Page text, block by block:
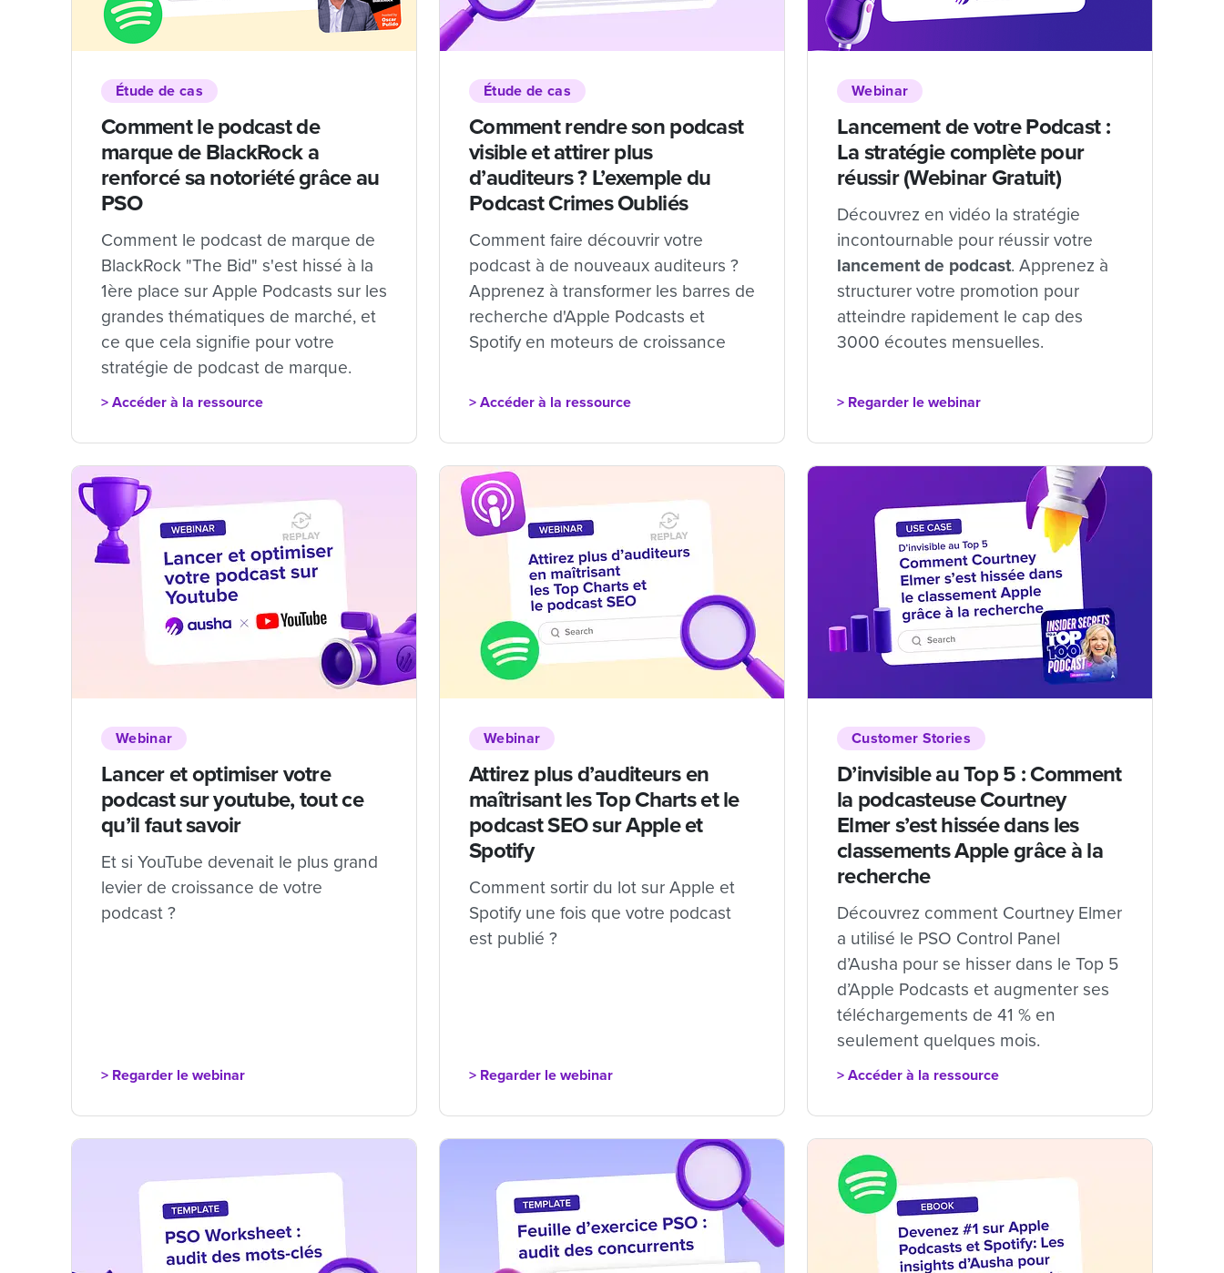
Étude de cas
Comment le podcast de
marque de BlackRock a
renforcé sa notoriété grâce au
PSO
Comment le podcast de marque de
BlackRock "The Bid" s'est hissé à la
1ère place sur Apple Podcasts sur les
grandes thématiques de marché, et
ce que cela signifie pour votre
stratégie de podcast de marque.
> Accéder à la ressource
Étude de cas
Comment rendre son podcast
visible et attirer plus
d’auditeurs ? L’exemple du
Podcast Crimes Oubliés
Comment faire découvrir votre
podcast à de nouveaux auditeurs ?
Apprenez à transformer les barres de
recherche d'Apple Podcasts et
Spotify en moteurs de croissance
> Accéder à la ressource
Webinar
Lancement de votre Podcast :
La stratégie complète pour
réussir (Webinar Gratuit)
Découvrez en vidéo la stratégie
incontournable pour réussir votre
lancement de podcast. Apprenez à
structurer votre promotion pour
atteindre rapidement le cap des
3000 écoutes mensuelles.
> Regarder le webinar
Webinar
Lancer et optimiser votre
podcast sur youtube, tout ce
qu’il faut savoir
Et si YouTube devenait le plus grand
levier de croissance de votre
podcast ?
> Regarder le webinar
Webinar
Attirez plus d’auditeurs en
maîtrisant les Top Charts et le
podcast SEO sur Apple et
Spotify
Comment sortir du lot sur Apple et
Spotify une fois que votre podcast
est publié ?
> Regarder le webinar
Customer Stories
D’invisible au Top 5 : Comment
la podcasteuse Courtney
Elmer s’est hissée dans les
classements Apple grâce à la
recherche
Découvrez comment Courtney Elmer
a utilisé le PSO Control Panel
d’Ausha pour se hisser dans le Top 5
d’Apple Podcasts et augmenter ses
téléchargements de 41 % en
seulement quelques mois.
> Accéder à la ressource